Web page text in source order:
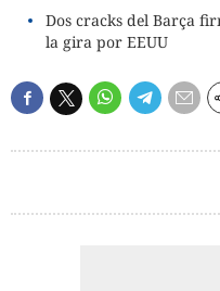
Dos cracks del Barça
la gira por EEUU